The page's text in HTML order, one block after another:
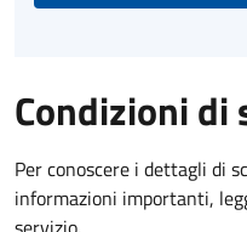
Condizioni di
Per conoscere i dettagli di
informazioni importanti,